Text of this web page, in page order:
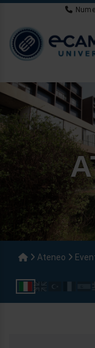
Ateneo